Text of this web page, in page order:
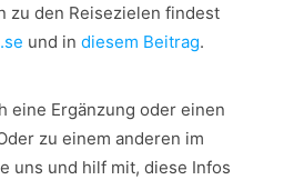
zu den Reisezielen findest
und in diesem Beitrag.
eine Ergänzung oder einen
zu einem anderen im
uns und hilf mit, diese Infos